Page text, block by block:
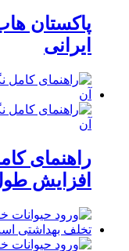
پاکستان
ایرانی
راهنمای
افزایش